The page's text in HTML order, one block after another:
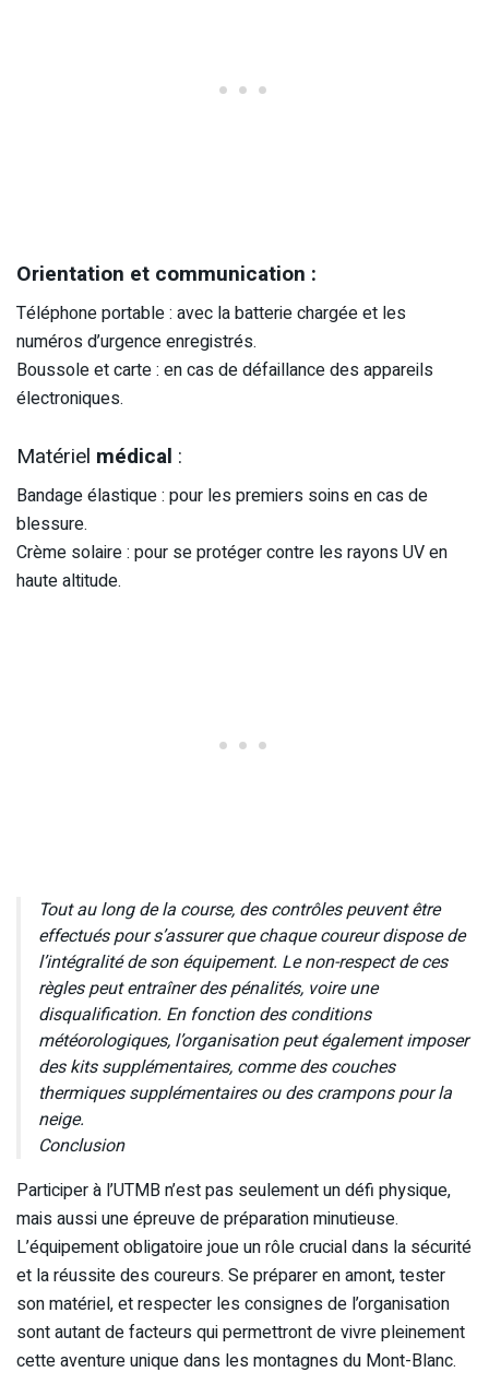
Orientation et communication :
Téléphone portable : avec la batterie chargée et les
numéros d’urgence enregistrés.
Boussole et carte : en cas de défaillance des appareils
électroniques.
Matériel médical :
Bandage élastique : pour les premiers soins en cas de
blessure.
Crème solaire : pour se protéger contre les rayons UV en
haute altitude.
Tout au long de la course, des contrôles peuvent être
effectués pour s’assurer que chaque coureur dispose de
l’intégralité de son équipement. Le non-respect de ces
règles peut entraîner des pénalités, voire une
disqualification. En fonction des conditions
météorologiques, l’organisation peut également imposer
des kits supplémentaires, comme des couches
thermiques supplémentaires ou des crampons pour la
neige.
Conclusion
Participer à l’UTMB n’est pas seulement un défi physique,
mais aussi une épreuve de préparation minutieuse.
L’équipement obligatoire joue un rôle crucial dans la sécurité
et la réussite des coureurs. Se préparer en amont, tester
son matériel, et respecter les consignes de l’organisation
sont autant de facteurs qui permettront de vivre pleinement
cette aventure unique dans les montagnes du Mont-Blanc.